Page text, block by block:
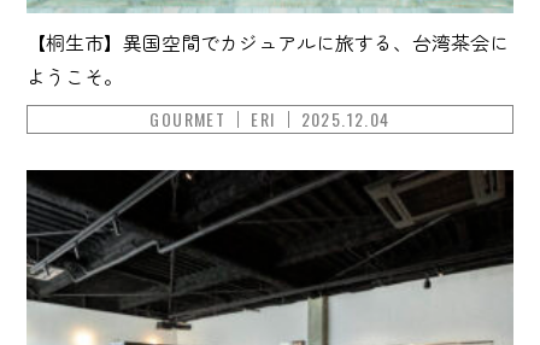
【桐生市】異国空間でカジュアルに旅する、台湾茶会に
ようこそ。
GOURMET ERI 2025.12.04